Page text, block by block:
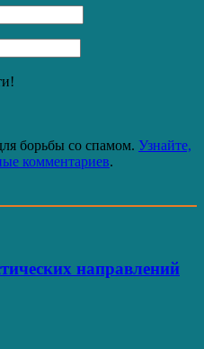
борьбы со спамом. Узнайте,
комментариев.
направлений